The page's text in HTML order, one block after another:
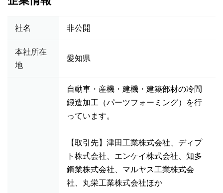
社名 非公開
本社所在
地
愛知県
自動車・産機・建機・建築部材の冷間
鍛造加工（パーツフォーミング）を行
っています。
【取引先】津田工業株式会社、ディプ
ト株式会社、エンケイ株式会社、知多
鋼業株式会社、マルヤス工業株式会
社、丸栄工業株式会社ほか